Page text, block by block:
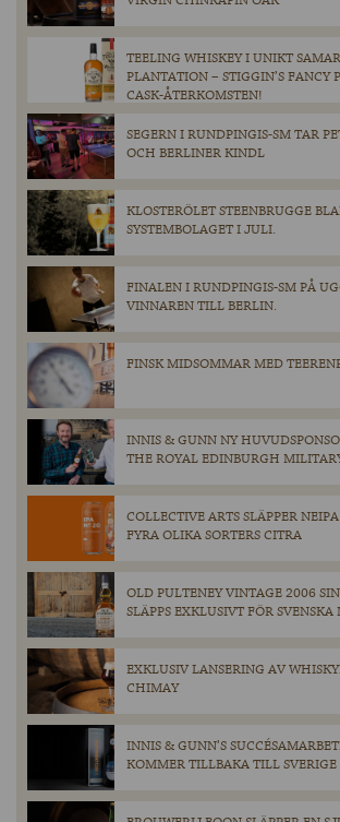
TEELING WHISKEY I UNIKT
PLANTATION – STIGGIN’S FANCY
CASK-ÅTERKOMSTEN!
SEGERN I RUNDPINGIS-SM TAR
OCH BERLINER KINDL
KLOSTERÖLET STEENBRUGGE
SYSTEMBOLAGET I JULI.
FINALEN I RUNDPINGIS-SM PÅ
VINNAREN TILL BERLIN.
FINSK MIDSOMMAR MED
INNIS & GUNN NY
THE ROYAL EDINBURGH
COLLECTIVE ARTS SLÄPPER
FYRA OLIKA SORTERS CITRA
OLD PULTENEY VINTAGE 2006
SLÄPPS EXKLUSIVT FÖR
EXKLUSIV LANSERING AV
CHIMAY
INNIS & GUNN’S
KOMMER TILLBAKA TILL